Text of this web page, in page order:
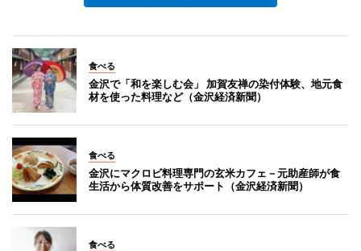
食べる
金沢で「和を楽しむ会」 加賀友禅の染付体験、地元食
材を使った料理など（金沢経済新聞）
食べる
金沢にマクロビ料理専門の玄米カフェ－元助産師が食
生活から体質改善をサポート（金沢経済新聞）
食べる